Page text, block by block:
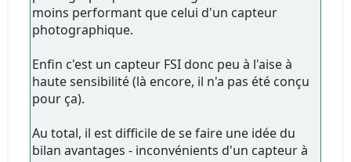
moins performant que celui d'un capteur
photographique.
Enfin c'est un capteur FSI donc peu à l'aise à
haute sensibilité (là encore, il n'a pas été conçu
pour ça).
Au total, il est difficile de se faire une idée du
bilan avantages - inconvénients d'un capteur à